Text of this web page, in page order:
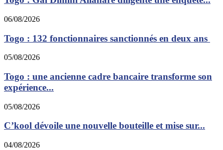
06/08/2026
Togo : 132 fonctionnaires sanctionnés en deux ans
05/08/2026
Togo : une ancienne cadre bancaire transforme son
expérience...
05/08/2026
C’kool dévoile une nouvelle bouteille et mise sur...
04/08/2026